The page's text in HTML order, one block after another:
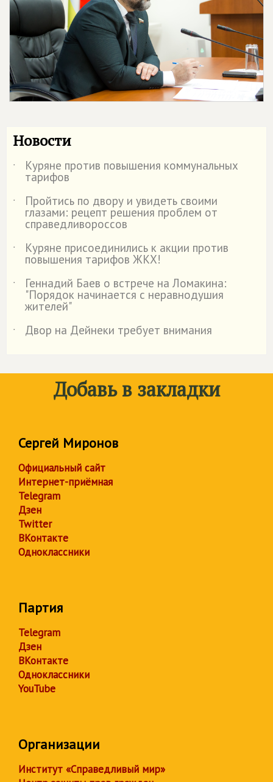
Новости
˙ Куряне против повышения коммунальных
тарифов
˙
Пройтись по двору и увидеть своими
глазами: рецепт решения проблем от
справедливороссов
˙
Куряне присоединились к акции против
повышения тарифов ЖКХ!
˙
Геннадий Баев о встрече на Ломакина:
"Порядок начинается с неравнодушия
жителей"
˙
Двор на Дейнеки требует внимания
Добавь в закладки
Сергей Миронов
Официальный сайт
Интернет-приёмная
Telegram
Дзен
Twitter
ВКонтакте
Одноклассники
Партия
Telegram
Дзен
ВКонтакте
Одноклассники
YouTube
Организации
Институт «Справедливый мир»